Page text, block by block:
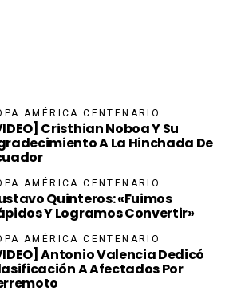
AMÉRICA CENTENARIO
Cristhian Noboa Y Su
A La Hinchada De
AMÉRICA CENTENARIO
Quinteros: «fuimos
Y Logramos Convertir»
AMÉRICA CENTENARIO
Antonio Valencia Dedicó
A Afectados Por